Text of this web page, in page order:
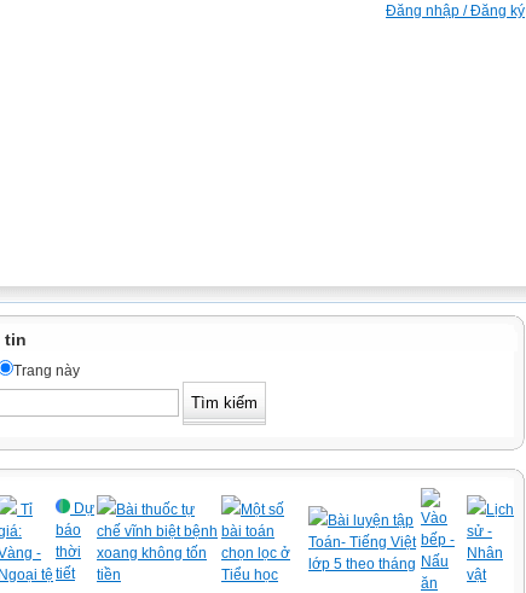
Đăng nhập / Đăng ký
tin
Trang này
Tỉ
-
Ngoại tệ
Dự
báo
thời
tiết
Bài thuốc tự
chế vĩnh biệt bệnh
xoang không tốn
tiền
Một số
bài toán
chọn lọc ở
Tiểu học
Bài luyện tập
Toán- Tiếng Việt
lớp 5 theo tháng
Vào
bếp -
Nấu
ăn
Lịch
sử -
Nhân
vật